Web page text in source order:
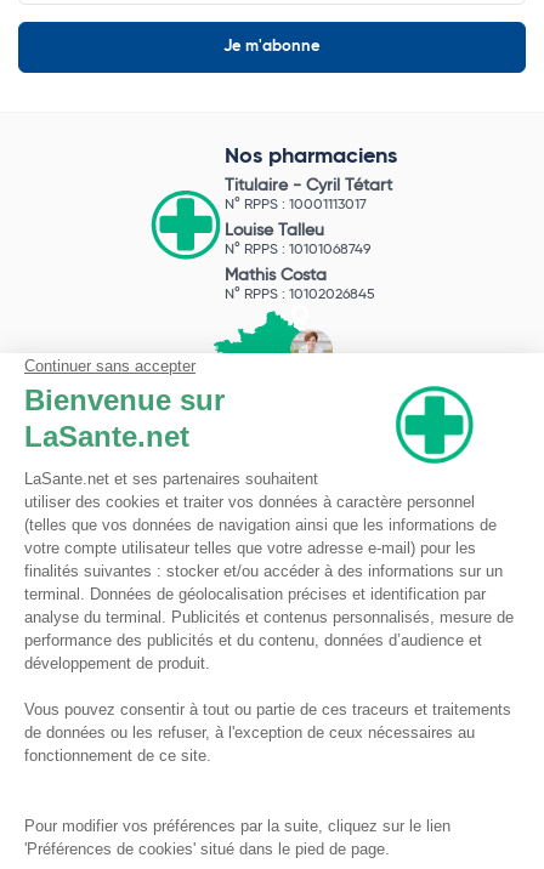
Nos pharmaciens
Titulaire - Cyril Tétart
N° RPPS : 10001113017
Louise Talleu
N° RPPS : 10101068749
Mathis Costa
N° RPPS : 10102026845
Pharmacie du Bizet
Licence ARS : 590009874
Licence Ordinale : 126921
49 boulevard Bizet
59650 Villeneuve d'Ascq
Contactez-nous !
Pharmacie en ligne autorisée à vendre des médicaments depuis le 17 avril 2013
Tous droits réservés
Conditions Générales de Vente